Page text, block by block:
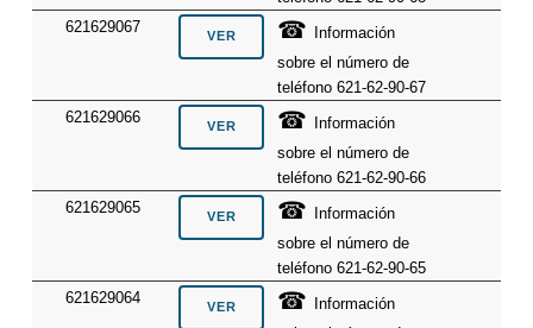
621629067
☎
Información
sobre el número de
teléfono 621-62-90-67
621629066
☎
Información
sobre el número de
teléfono 621-62-90-66
621629065
☎
Información
sobre el número de
teléfono 621-62-90-65
621629064
☎
Información